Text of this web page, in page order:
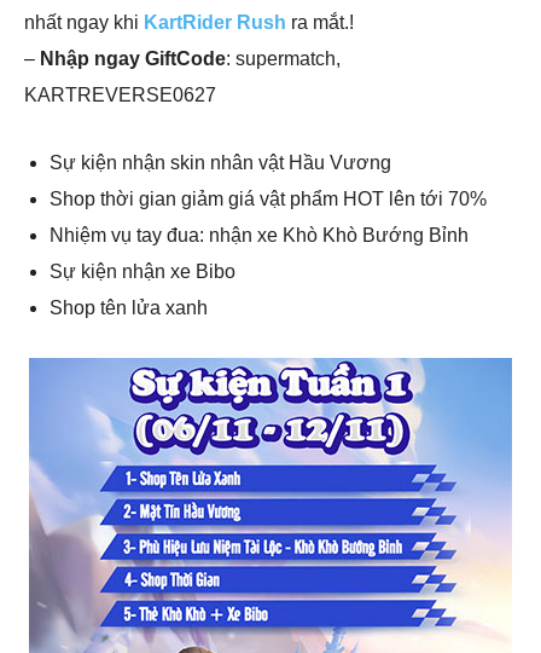
nhất ngay khi KartRider Rush ra mắt.!
– Nhập ngay GiftCode: supermatch,
KARTREVERSE0627
Sự kiện nhận skin nhân vật Hầu Vương
Shop thời gian giảm giá vật phẩm HOT lên tới 70%
Nhiệm vụ tay đua: nhận xe Khò Khò Bướng Bỉnh
Sự kiện nhận xe Bibo
Shop tên lửa xanh